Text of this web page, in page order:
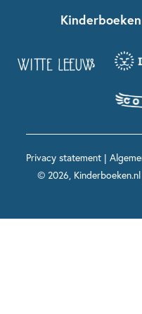
Kinderboeken diversiteit
Grappige kinderboeken
Spannende kinderboeken
Boekentips 12+ jaar
Voor volwassenen
Spekkie en Sproet
Maxi & Helium
Voor het onderwijs
Privacy statement|
© 2026,